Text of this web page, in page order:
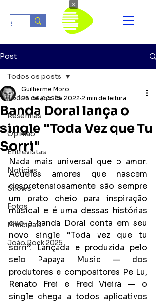
Post
Todos os posts
Resenhas
Opinião
Entrevistas
Notícias
Shows
Fotos
Principais
João Rock 2025
Todos os posts
Banda Doral lança o
single "Toda Vez que Tu
Sorri"
Guilherme Moro
26 de ago. de 2022 2 min de leitura
Nada mais universal que o amor.
Aqueles amores que nascem
despretensiosamente são sempre
um prato cheio para inspiração
musical e é uma dessas histórias
que a banda Doral conta em seu
novo single “Toda vez que tu
sorri”. Lançada e produzida pelo
selo Papaya Music — dos
produtores e compositores Pe Lu,
Renato Frei e Fred Vieira — o
single chega a todos aplicativos
×